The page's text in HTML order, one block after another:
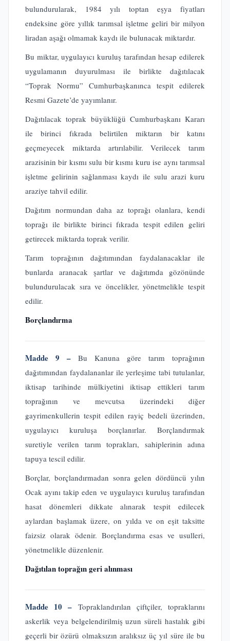
bulundurularak, 1984 yılı toptan eşya fiyatları
endeksine göre yıllık tarımsal işletme geliri bir milyon
liradan aşağı olmamak kaydı ile bulunacak miktardır.
Bu miktar, uygulayıcı kuruluş tarafından hesap edilerek
uygulamanın duyurulması ile birlikte dağıtılacak
“Toprak Normu” Cumhurbaşkanınca tespit edilerek
Resmi Gazete’de yayımlanır.
Dağıtılacak toprak büyüklüğü Cumhurbaşkanı Kararı
ile birinci fıkrada belirtilen miktarın bir katını
geçmeyecek miktarda artırılabilir. Verilecek tarım
arazisinin bir kısmı sulu bir kısmı kuru ise aynı tarımsal
işletme gelirinin sağlanması kaydı ile sulu arazi kuru
araziye tahvil edilir.
Dağıtım normundan daha az toprağı olanlara, kendi
toprağı ile birlikte birinci fıkrada tespit edilen geliri
getirecek miktarda toprak verilir.
Tarım toprağının dağıtımından faydalanacaklar ile
bunlarda aranacak şartlar ve dağıtımda gözönünde
bulundurulacak sıra ve öncelikler, yönetmelikle tespit
edilir.
Borçlandırma
Madde 9 – Bu Kanuna göre tarım toprağının
dağıtımından faydalananlar ile yerleşime tabi tutulanlar,
iktisap tarihinde mülkiyetini iktisap ettikleri tarım
toprağının ve mevcutsa üzerindeki diğer
gayrimenkullerin tespit edilen rayiç bedeli üzerinden,
uygulayıcı kuruluşa borçlanırlar. Borçlandırmak
suretiyle verilen tarım toprakları, sahiplerinin adına
tapuya tescil edilir.
Borçlar, borçlandırmadan sonra gelen dördüncü yılın
Ocak ayını takip eden ve uygulayıcı kuruluş tarafından
hasat dönemleri dikkate alınarak tespit edilecek
aylardan başlamak üzere, on yılda ve on eşit taksitte
faizsiz olarak ödenir. Borçlandırma esas ve usulleri,
yönetmelikle düzenlenir.
Dağıtılan toprağın geri alınması
Madde 10 – Topraklandırılan çiftçiler, topraklarını
askerlik veya belgelendirilmiş uzun süreli hastalık gibi
geçerli bir özürü olmaksızın aralıksız üç yıl süre ile bu